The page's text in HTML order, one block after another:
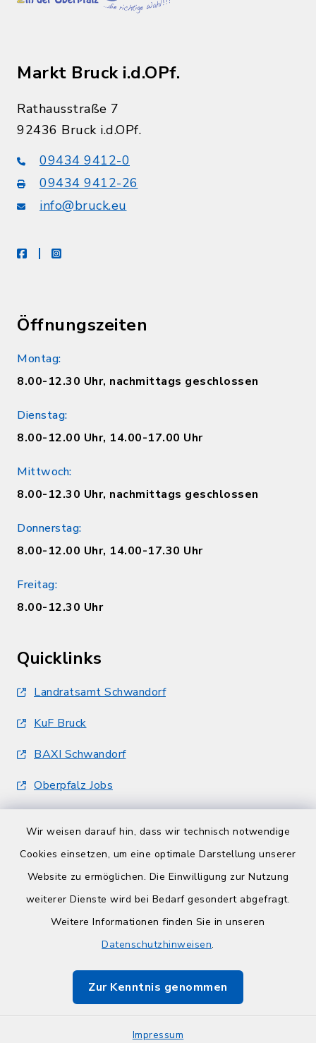
Wir weisen darauf hin, dass wir technisch notwendige
Cookies einsetzen, um eine optimale Darstellung unserer
Website zu ermöglichen. Die Einwilligung zur Nutzung
weiterer Dienste wird bei Bedarf gesondert abgefragt.
Weitere Informationen finden Sie in unseren
Datenschutzhinweisen.
Zur Kenntnis genommen
Impressum
Markt Bruck i.d.OPf.
Rathausstraße 7
92436 Bruck i.d.OPf.
09434 9412-0
09434 9412-26
info@bruck.eu
facebookinstagram
Öffnungszeiten
Montag:
8.00-12.30 Uhr, nachmittags geschlossen
Dienstag:
8.00-12.00 Uhr, 14.00-17.00 Uhr
Mittwoch:
8.00-12.30 Uhr, nachmittags geschlossen
Donnerstag:
8.00-12.00 Uhr, 14.00-17.30 Uhr
Freitag:
8.00-12.30 Uhr
Quicklinks
Landratsamt Schwandorf
KuF Bruck
BAXI Schwandorf
Oberpfalz Jobs
Barrierefreiheit
Impressum
Sitemap